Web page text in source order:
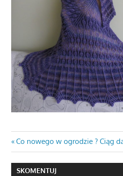
Nawigacja
wpisu
Previous
Post:
Co nowego w ogrodzie ? Ciąg
SKOMENTUJ